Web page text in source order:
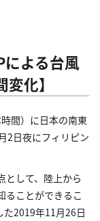
による台風
化】
間）に日本の南東
2日夜にフィリピン
として、陸上から
ることができるこ
た2019年11月26日